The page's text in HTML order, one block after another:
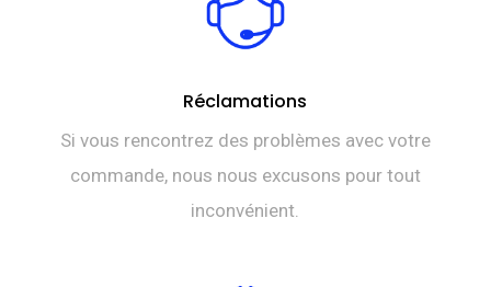
Réclamations
Si vous rencontrez des problèmes avec votre
commande, nous nous excusons pour tout
inconvénient.